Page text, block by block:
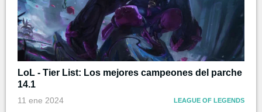
LoL - Tier List: Los mejores campeones del parche
14.1
11 ene 2024 LEAGUE OF LEGENDS